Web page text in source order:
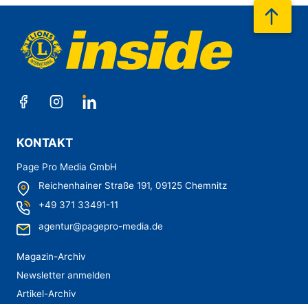
KONTAKT
Page Pro Media GmbH
Reichenhainer Straße 191, 09125 Chemnitz
+49 371 33491-11
agentur@pagepro-media.de
Magazin-Archiv
Newsletter anmelden
Artikel-Archiv